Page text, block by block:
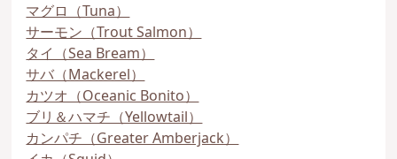
マグロ（Tuna）
サーモン（Trout Salmon）
タイ（Sea Bream）
サバ（Mackerel）
カツオ（Oceanic Bonito）
ブリ＆ハマチ（Yellowtail）
カンパチ（Greater Amberjack）